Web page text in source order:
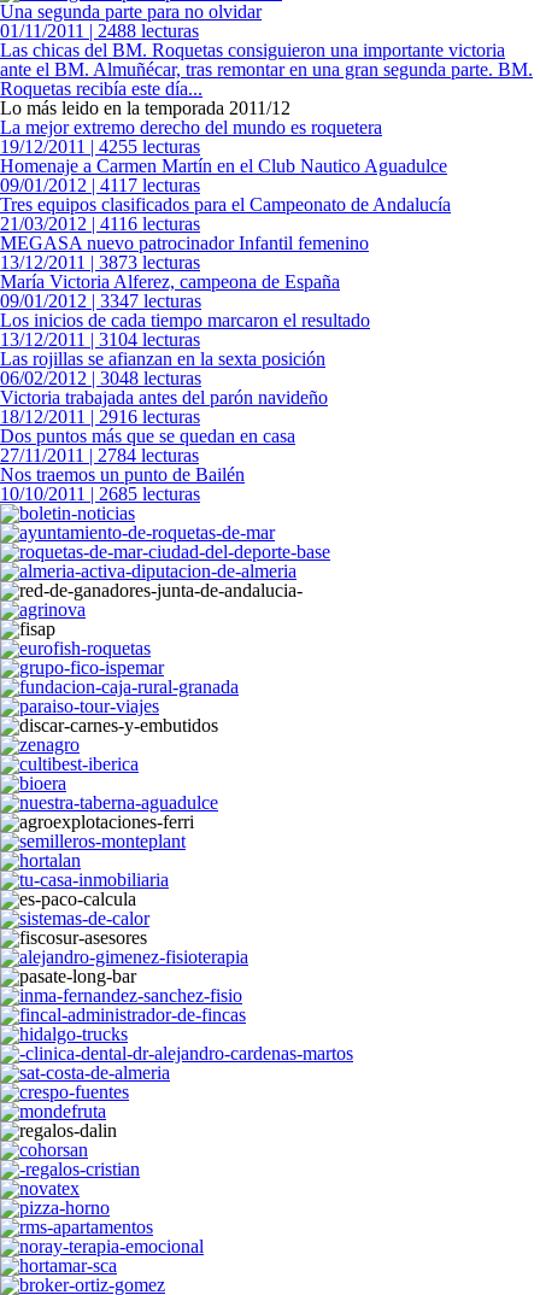
Una segunda parte para no olvidar
01/11/2011 | 2488 lecturas
Las chicas del BM. Roquetas consiguieron una importante victoria
ante el BM. Almuñécar, tras remontar en una gran segunda parte. BM.
Roquetas recibía este día...
Lo más leido en la temporada 2011/12
La mejor extremo derecho del mundo es roquetera
19/12/2011 | 4255 lecturas
Homenaje a Carmen Martín en el Club Nautico Aguadulce
09/01/2012 | 4117 lecturas
Tres equipos clasificados para el Campeonato de Andalucía
21/03/2012 | 4116 lecturas
MEGASA nuevo patrocinador Infantil femenino
13/12/2011 | 3873 lecturas
María Victoria Alferez, campeona de España
09/01/2012 | 3347 lecturas
Los inicios de cada tiempo marcaron el resultado
13/12/2011 | 3104 lecturas
Las rojillas se afianzan en la sexta posición
06/02/2012 | 3048 lecturas
Victoria trabajada antes del parón navideño
18/12/2011 | 2916 lecturas
Dos puntos más que se quedan en casa
27/11/2011 | 2784 lecturas
Nos traemos un punto de Bailén
10/10/2011 | 2685 lecturas